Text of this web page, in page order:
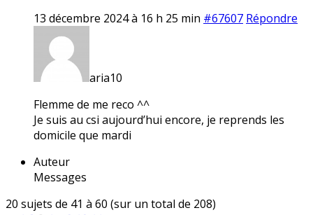
13 décembre 2024 à 16 h 25 min #67607 Répondre
aria10
Flemme de me reco ^^
Je suis au csi aujourd’hui encore, je reprends les
domicile que mardi
Auteur
Messages
20 sujets de 41 à 60 (sur un total de 208)